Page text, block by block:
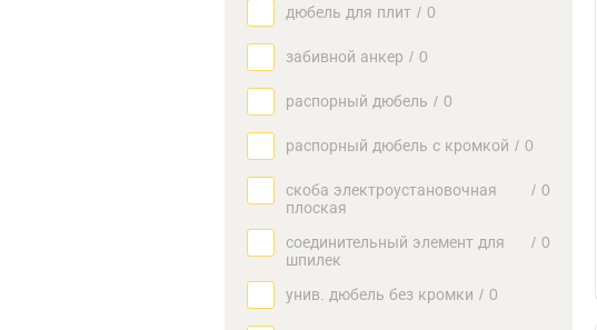
дюбель для плит / 0
забивной анкер / 0
распорный дюбель / 0
распорный дюбель с кромкой / 0
скоба электроустановочная
плоская
/ 0
соединительный элемент для
шпилек
/ 0
унив. дюбель без кромки / 0